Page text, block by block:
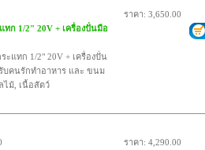
ทก 1/2" 20V + เครื่องปั่นมือ
ะแทก 1/2" 20V + เครื่องปั่น
บคนรักทำอาหาร และ ขนม
ไม้, เนื้อสัตว์
ราคา: 3,650.00
ราคา: 4,290.00